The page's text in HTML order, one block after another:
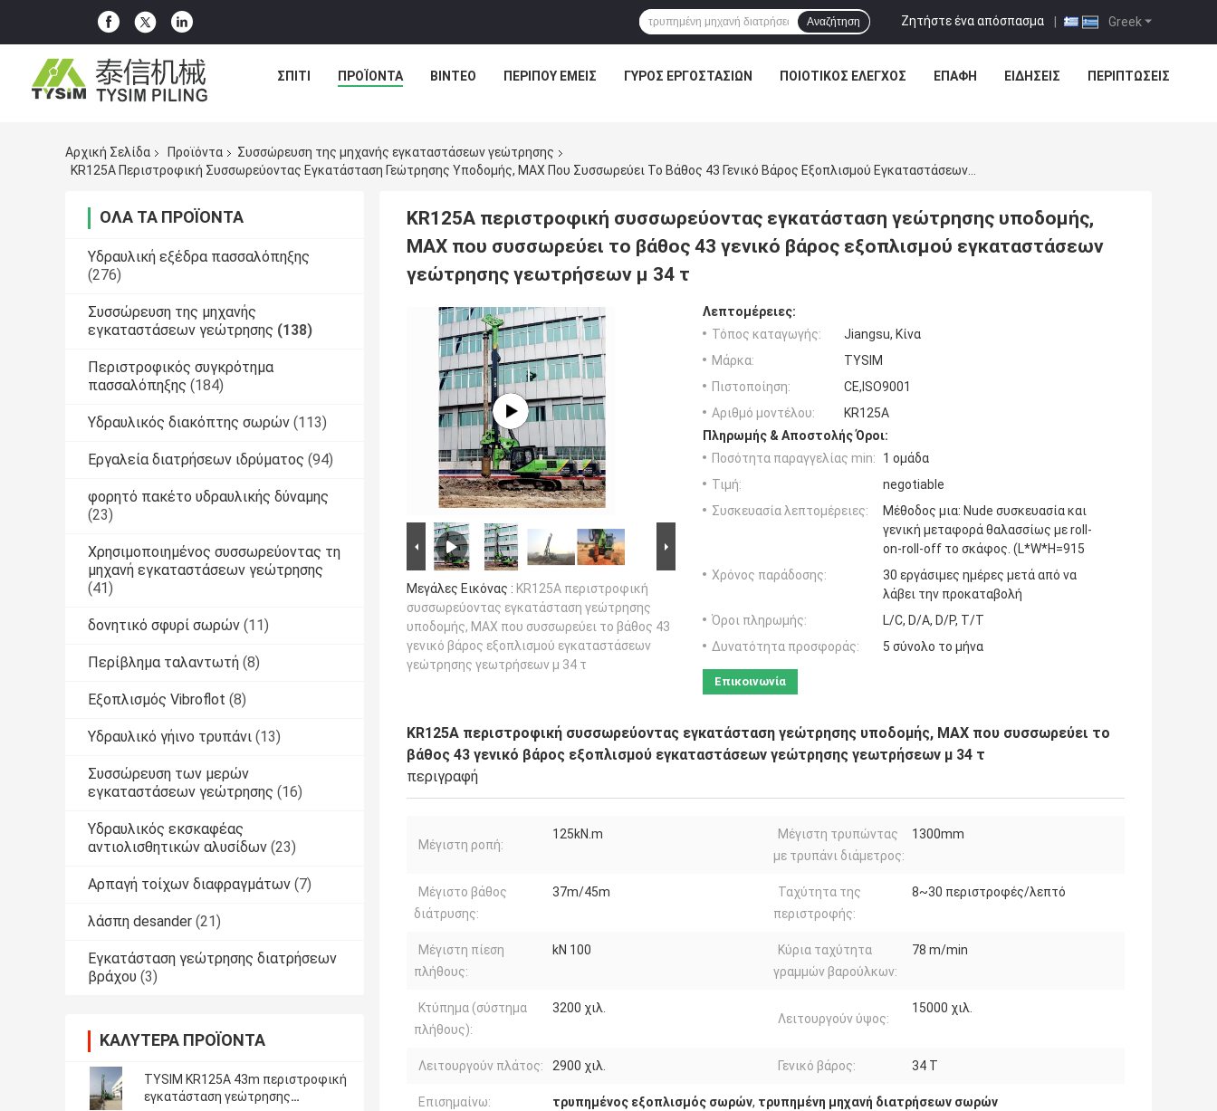
Greek
Ζητήστε ένα απόσπασμα |
Αναζήτηση
ΣΠΊΤΙ ΠΡΟΪΌΝΤΑ ΒΊΝΤΕΟ ΠΕΡΊΠΟΥ ΕΜΕΊΣ ΓΎΡΟΣ ΕΡΓΟΣΤΑΣΊΩΝ ΠΟΙΟΤΙΚΌΣ ΈΛΕΓΧΟΣ ΕΠΑΦΉ ΕΙΔΗΣΕΙΣ ΠΕΡΙΠΤΏΣΕΙΣ
Αρχική Σελίδα Προϊόντα
Συσσώρευση της μηχανής εγκαταστάσεων γεώτρησης
ΌΛΑ ΤΑ ΠΡΟΪΌΝΤΑ
Υδραυλική εξέδρα πασσαλόπηξης
(276)
Συσσώρευση της μηχανής
εγκαταστάσεων γεώτρησης (138)
Περιστροφικός συγκρότημα
πασσαλόπηξης (184)
Υδραυλικός διακόπτης σωρών (113)
Εργαλεία διατρήσεων ιδρύματος (94)
φορητό πακέτο υδραυλικής δύναμης
(23)
Χρησιμοποιημένος συσσωρεύοντας τη
μηχανή εγκαταστάσεων γεώτρησης
(41)
δονητικό σφυρί σωρών (11)
Περίβλημα ταλαντωτή (8)
Εξοπλισμός Vibroflot (8)
Υδραυλικό γήινο τρυπάνι (13)
Συσσώρευση των μερών
εγκαταστάσεων γεώτρησης (16)
Υδραυλικός εκσκαφέας
αντιολισθητικών αλυσίδων (23)
Αρπαγή τοίχων διαφραγμάτων (7)
λάσπη desander (21)
Εγκατάσταση γεώτρησης διατρήσεων
βράχου (3)
ΚΑΛΎΤΕΡΑ ΠΡΟΪΌΝΤΑ
TYSIM KR125A 43m περιστροφική
εγκατάσταση γεώτρησης
KR125A περιστροφική συσσωρεύοντας εγκατάσταση γεώτρησης υποδομής,
MAX που συσσωρεύει το βάθος 43 γενικό βάρος εξοπλισμού εγκαταστάσεων
γεώτρησης γεωτρήσεων μ 34 τ
Μεγάλες Εικόνας : KR125A περιστροφική
συσσωρεύοντας εγκατάσταση γεώτρησης
υποδομής, MAX που συσσωρεύει το βάθος 43
γενικό βάρος εξοπλισμού εγκαταστάσεων
γεώτρησης γεωτρήσεων μ 34 τ
Λεπτομέρειες:
Τόπος καταγωγής:
Jiangsu, Κίνα
Μάρκα:
TYSIM
Πιστοποίηση:
CE,ISO9001
Αριθμό μοντέλου:
KR125A
Πληρωμής & Αποστολής Όροι:
Ποσότητα παραγγελίας min:
1 ομάδα
Τιμή:
negotiable
Συσκευασία λεπτομέρειες:
Μέθοδος μια: Nude συσκευασία και
γενική μεταφορά θαλασσίως με roll-
on-roll-off το σκάφος. (L*W*H=915
Χρόνος παράδοσης:
30 εργάσιμες ημέρες μετά από να
λάβει την προκαταβολή
Όροι πληρωμής:
L/C, D/A, D/P, T/T
Δυνατότητα προσφοράς:
5 σύνολο το μήνα
Επικοινωνία
KR125A περιστροφική συσσωρεύοντας εγκατάσταση γεώτρησης υποδομής, MAX που συσσωρεύει το
βάθος 43 γενικό βάρος εξοπλισμού εγκαταστάσεων γεώτρησης γεωτρήσεων μ 34 τ
περιγραφή
Μέγιστη ροπή:
125kN.m
Μέγιστη τρυπώντας
με τρυπάνι διάμετρος:
1300mm
Μέγιστο βάθος
διάτρυσης:
37m/45m
Ταχύτητα της
περιστροφής:
8~30 περιστροφές/λεπτό
Μέγιστη πίεση
πλήθους:
kN 100
Κύρια ταχύτητα
γραμμών βαρούλκων:
78 m/min
Κτύπημα (σύστημα
πλήθους):
3200 χιλ.
Λειτουργούν ύψος:
15000 χιλ.
Λειτουργούν πλάτος: 2900 χιλ. Γενικό βάρος: 34 Τ
Επισημαίνω: τρυπημένος εξοπλισμός σωρών, τρυπημένη μηχανή διατρήσεων σωρών